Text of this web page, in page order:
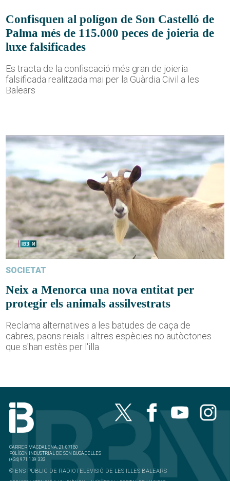
Confisquen al polígon de Son Castelló de
Palma més de 115.000 peces de joieria de
luxe falsificades
Es tracta de la confiscació més gran de joieria
falsificada realitzada mai per la Guàrdia Civil a les
Balears
SOCIETAT
Neix a Menorca una nova entitat per
protegir els animals assilvestrats
Reclama alternatives a les batudes de caça de
cabres, paons reials i altres espècies no autòctones
que s'han estès per l'illa
CARRER MAGDALENA, 21, 07180
POLÍGON INDUSTRIAL DE SON BUGADELLES
(+34) 971 139 333
© ENS PÚBLIC DE RADIOTELEVISIÓ DE LES ILLES BALEARS